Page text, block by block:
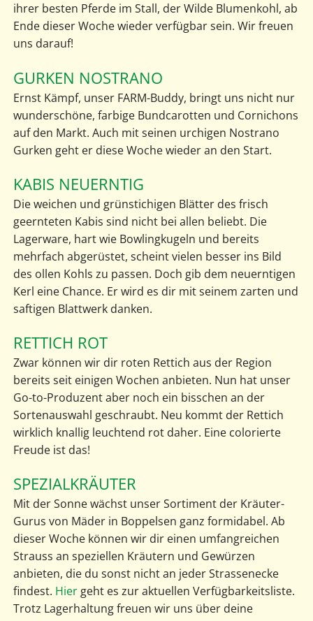
ihrer besten Pferde im Stall, der Wilde Blumenkohl, ab
Ende dieser Woche wieder verfügbar sein. Wir freuen
uns darauf!
GURKEN NOSTRANO
Ernst Kämpf, unser FARM-Buddy, bringt uns nicht nur
wunderschöne, farbige Bundcarotten und Cornichons
auf den Markt. Auch mit seinen urchigen Nostrano
Gurken geht er diese Woche wieder an den Start.
KABIS NEUERNTIG
Die weichen und grünstichigen Blätter des frisch
geernteten Kabis sind nicht bei allen beliebt. Die
Lagerware, hart wie Bowlingkugeln und bereits
mehrfach abgerüstet, scheint vielen besser ins Bild
des ollen Kohls zu passen. Doch gib dem neuerntigen
Kerl eine Chance. Er wird es dir mit seinem zarten und
saftigen Blattwerk danken.
RETTICH ROT
Zwar können wir dir roten Rettich aus der Region
bereits seit einigen Wochen anbieten. Nun hat unser
Go-to-Produzent aber noch ein bisschen an der
Sortenauswahl geschraubt. Neu kommt der Rettich
wirklich knallig leuchtend rot daher. Eine colorierte
Freude ist das!
SPEZIALKRÄUTER
Mit der Sonne wächst unser Sortiment der Kräuter-
Gurus von Mäder in Boppelsen ganz formidabel. Ab
dieser Woche können wir dir einen umfangreichen
Strauss an speziellen Kräutern und Gewürzen
anbieten, die du sonst nicht an jeder Strassenecke
findest. Hiergeht es zur aktuellen Verfügbarkeitsliste.
Trotz Lagerhaltung freuen wir uns über deine